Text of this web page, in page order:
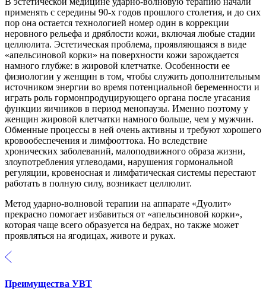
применять с середины 90-х годов прошлого столетия, и до сих
пор она остается технологией номер один в коррекции
неровного рельефа и дряблости кожи, включая любые стадии
целлюлита. Эстетическая проблема, проявляющаяся в виде
«апельсиновой корки» на поверхности кожи зарождается
намного глубже: в жировой клетчатке. Особенности ее
физиологии у женщин в том, чтобы служить дополнительным
источником энергии во время потенциальной беременности и
играть роль гормонпродуцирующего органа после угасания
функции яичников в период менопаузы. Именно поэтому у
женщин жировой клетчатки намного больше, чем у мужчин.
Обменные процессы в ней очень активны и требуют хорошего
кровообеспечения и лимфооттока. Но вследствие
хронических заболеваний, малоподвижного образа жизни,
злоупотребления углеводами, нарушения гормональной
регуляции, кровеносная и лимфатическая системы перестают
работать в полную силу, возникает целлюлит.
Метод ударно-волновой терапии на аппарате «Дуолит»
прекрасно помогает избавиться от «апельсиновой корки»,
которая чаще всего образуется на бедрах, но также может
проявляться на ягодицах, животе и руках.
Преимущества УВТ